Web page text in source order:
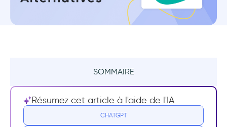
SOMMAIRE
Ce que Sleekplan fait de bien
Inconvénients de Sleekplan
Résumez cet article à l'aide de l'IA
CHATGPT